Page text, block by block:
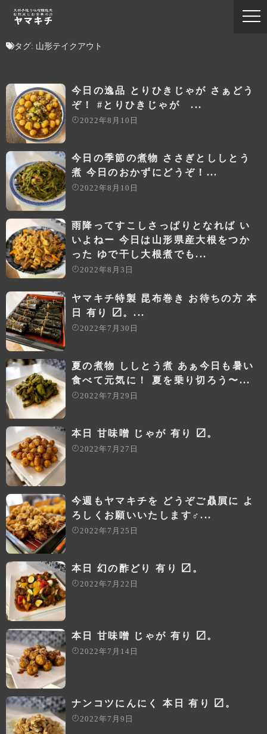
タグ: 山形テイクアウト
今日の逸品 とりひきじゃが さぁどう
ぞ！ #とりひきじゃが ...
2022年8月10日
今日の季節の煮物 ささぎとししとう
煮 今日のおかずにどうぞ！...
2022年8月10日
雨降ってすこしさっぱりとなれば い
いよねー 今日は山形県産大根をつか
った ゆで干し大根煮でも...
2022年8月3日
ヤマキチ特製 昆布巻き お待ちの方 本
日 有り 〼。...
2022年7月30日
夏の煮物 ししとう煮 あぁ今日も暑い
食べて元気に！ 夏を乗り切ろう〜...
2022年7月29日
本日 甘味噌 じゃが 有り 〼。
2022年7月27日
今週もヤマキチを どうぞご贔屓に よ
ろしくお願いいたします‍♂️...
2022年7月25日
本日 幻の酢どり 有り 〼。
2022年7月22日
本日 甘味噌 じゃが 有り 〼。
2022年7月14日
ナンコツにんにく 本日 有り 〼。
2022年7月9日